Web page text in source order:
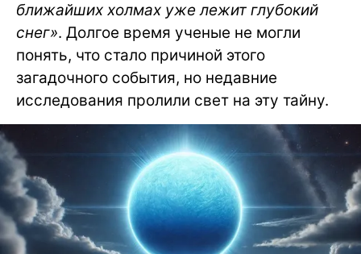
ближайших холмах уже лежит глубокий
снег». Долгое время ученые не могли
понять, что стало причиной этого
загадочного события, но недавние
исследования пролили свет на эту тайну.